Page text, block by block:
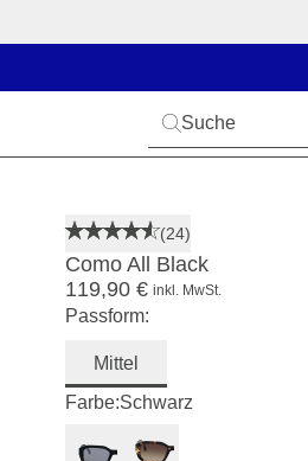
(24)
Como All Black
119,90 € inkl. MwSt.
Passform:
Mittel
Farbe:Schwarz